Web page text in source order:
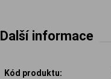
Další informace
Kód produktu: